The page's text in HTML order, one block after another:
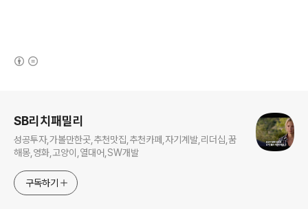
SB리치패밀리
성공투자,가볼만한곳,추천맛집,추천카페,자기계발,리더십,꿈
해몽,영화,고양이,열대어,SW개발
구독하기